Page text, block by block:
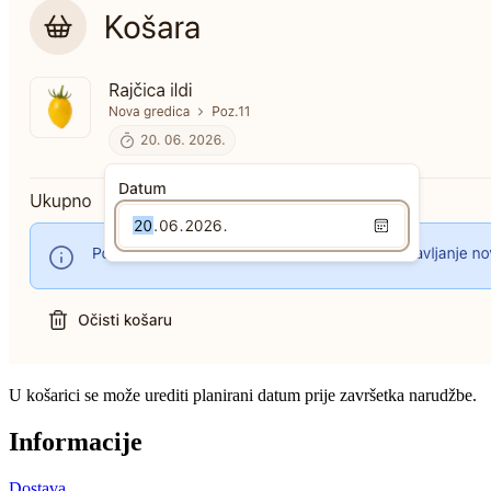
U košarici se može urediti planirani datum prije završetka narudžbe.
Informacije